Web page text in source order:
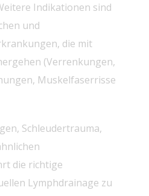
Indikationen sind
und
die mit
(Verrenkungen,
Muskelfaserrisse
Schleudertrauma,
die richtige
Lymphdrainage zu